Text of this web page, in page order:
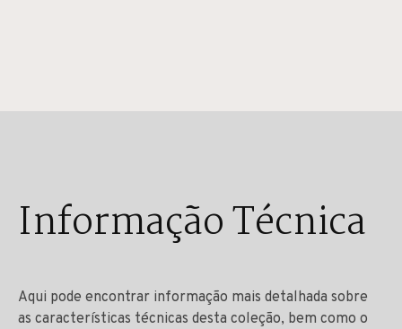
Informação Técnica
Aqui pode encontrar informação mais detalhada sobre
as características técnicas desta coleção, bem como o